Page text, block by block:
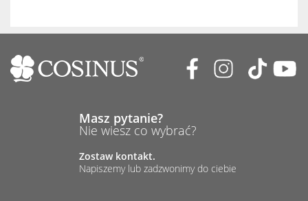
Masz pytanie?
Nie wiesz co wybrać?
Zostaw kontakt.
Napiszemy lub zadzwonimy do ciebie